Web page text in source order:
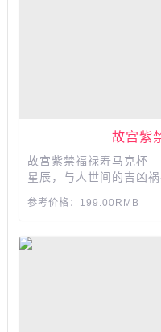
故宫紫
故宫紫禁福禄寿马克
星辰，与人世间的吉凶
种吉祥动物的萌宠形象
光...
参考价格：199.00RMB